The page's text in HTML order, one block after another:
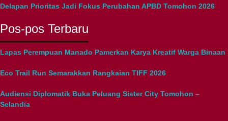
Delapan Prioritas Jadi Fokus Perubahan APBD Tomohon 2026
Pos-pos Terbaru
Lapas Perempuan Manado Pamerkan Karya Kreatif Warga Binaan
Eco Trail Run Semarakkan Rangkaian TIFF 2026
Audiensi Diplomatik Buka Peluang Sister City Tomohon –
Selandia